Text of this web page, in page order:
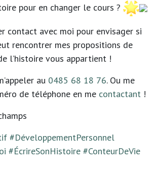
pour en changer le cours ?
contact avec moi pour envisager si
rencontrer mes propositions de
l’histoire vous appartient !
au 0485 68 18 76. Ou me
de téléphone en me contactant !
#DéveloppementPersonnel
#ÉcrireSonHistoire #ConteurDeVie